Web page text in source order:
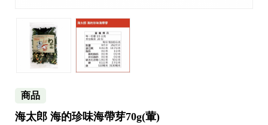
商品
海太郎 海的珍味海帶芽70g(葷)